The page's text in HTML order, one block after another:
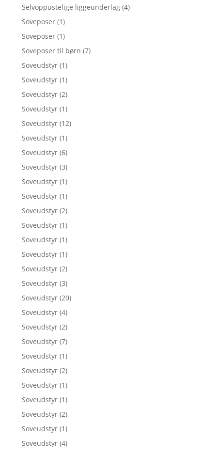
Selvoppustelige liggeunderlag (4)
Soveposer (1)
Soveposer (1)
Soveposer til børn (7)
Soveudstyr (1)
Soveudstyr (1)
Soveudstyr (2)
Soveudstyr (1)
Soveudstyr (12)
Soveudstyr (1)
Soveudstyr (6)
Soveudstyr (3)
Soveudstyr (1)
Soveudstyr (1)
Soveudstyr (2)
Soveudstyr (1)
Soveudstyr (1)
Soveudstyr (1)
Soveudstyr (2)
Soveudstyr (3)
Soveudstyr (20)
Soveudstyr (4)
Soveudstyr (2)
Soveudstyr (7)
Soveudstyr (1)
Soveudstyr (2)
Soveudstyr (1)
Soveudstyr (1)
Soveudstyr (2)
Soveudstyr (1)
Soveudstyr (4)